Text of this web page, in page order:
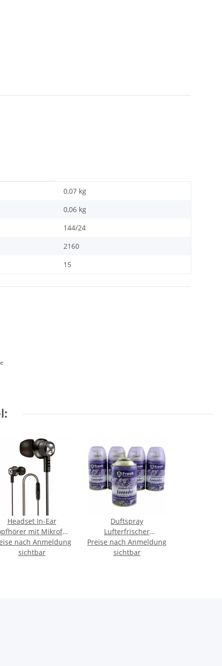
0,07 kg
0,06 kg
144/24
2160
15
Headset In-Ear
mit Mikrofon
LINE) - schwarz
nach Anmeldung
sichtbar
Duftspray
Lufterfrischer
Nachfüller Kartusche
250ml - Lavendel
Preise nach Anmeldung
sichtbar